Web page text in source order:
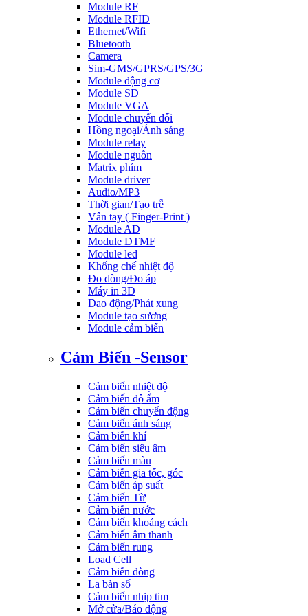
Module RF
Module RFID
Ethernet/Wifi
Bluetooth
Camera
Sim-GMS/GPRS/GPS/3G
Module động cơ
Module SD
Module VGA
Module chuyển đổi
Hồng ngoại/Ánh sáng
Module relay
Module nguồn
Matrix phím
Module driver
Audio/MP3
Thời gian/Tạo trễ
Vân tay ( Finger-Print )
Module AD
Module DTMF
Module led
Khống chế nhiệt độ
Đo dòng/Đo áp
Máy in 3D
Dao động/Phát xung
Module tạo sương
Module cảm biến
Cảm Biến -Sensor
Cảm biến nhiệt độ
Cảm biến độ ẩm
Cảm biến chuyển động
Cảm biến ánh sáng
Cảm biến khí
Cảm biến siêu âm
Cảm biến màu
Cảm biến gia tốc, góc
Cảm biến áp suất
Cảm biến Từ
Cảm biến nước
Cảm biến khoảng cách
Cảm biến âm thanh
Cảm biến rung
Load Cell
Cảm biến dòng
La bàn số
Cảm biến nhịp tim
Mở cửa/Báo động